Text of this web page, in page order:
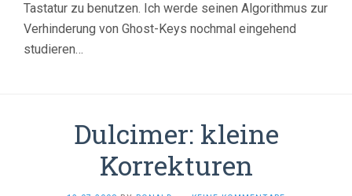
Tastatur zu benutzen. Ich werde seinen Algorithmus zur
Verhinderung von Ghost-Keys nochmal eingehend
studieren…
Dulcimer: kleine
Korrekturen